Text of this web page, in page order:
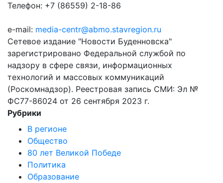
Телефон: +7 (86559) 2-18-86
e-mail: media-centr@abmo.stavregion.ru
Сетевое издание "Новости Буденновска"
зарегистрировано Федеральной службой по
надзору в сфере связи, информационных
технологий и массовых коммуникаций
(Роскомнадзор). Реестровая запись СМИ: Эл №
ФС77-86024 от 26 сентября 2023 г.
Рубрики
В регионе
Общество
80 лет Великой Победе
Политика
Образование